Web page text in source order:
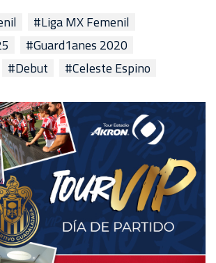
#Liga MX Femenil
#Guard1anes 2020
#Debut #Celeste Espino